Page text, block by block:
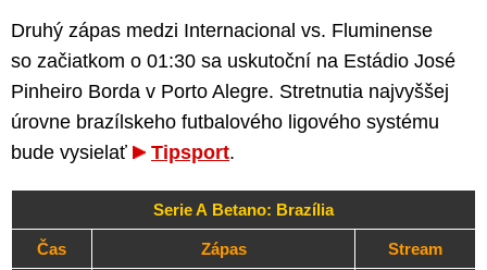
Druhý zápas medzi Internacional vs. Fluminense
so začiatkom o 01:30 sa uskutoční na Estádio José
Pinheiro Borda v Porto Alegre. Stretnutia najvyššej
úrovne brazílskeho futbalového ligového systému
bude vysielať
Tipsport.
Serie A Betano: Brazília
Čas Zápas Stream